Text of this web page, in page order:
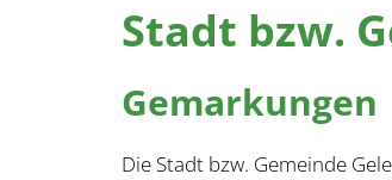
Stadt bzw.
Gemarkungen
Die Stadt bzw. Gemeinde